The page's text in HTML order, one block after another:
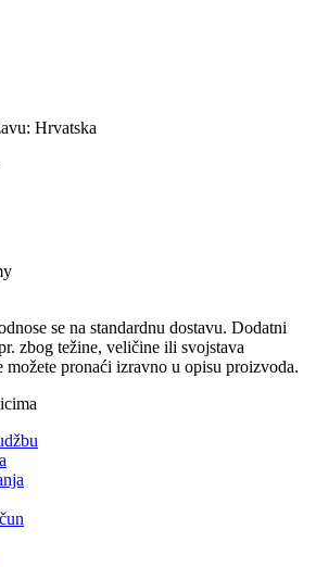
Hrvatska
se na standardnu ​​dostavu. Dodatni
zbog težine, veličine ili svojstava
pronaći izravno u opisu proizvoda.